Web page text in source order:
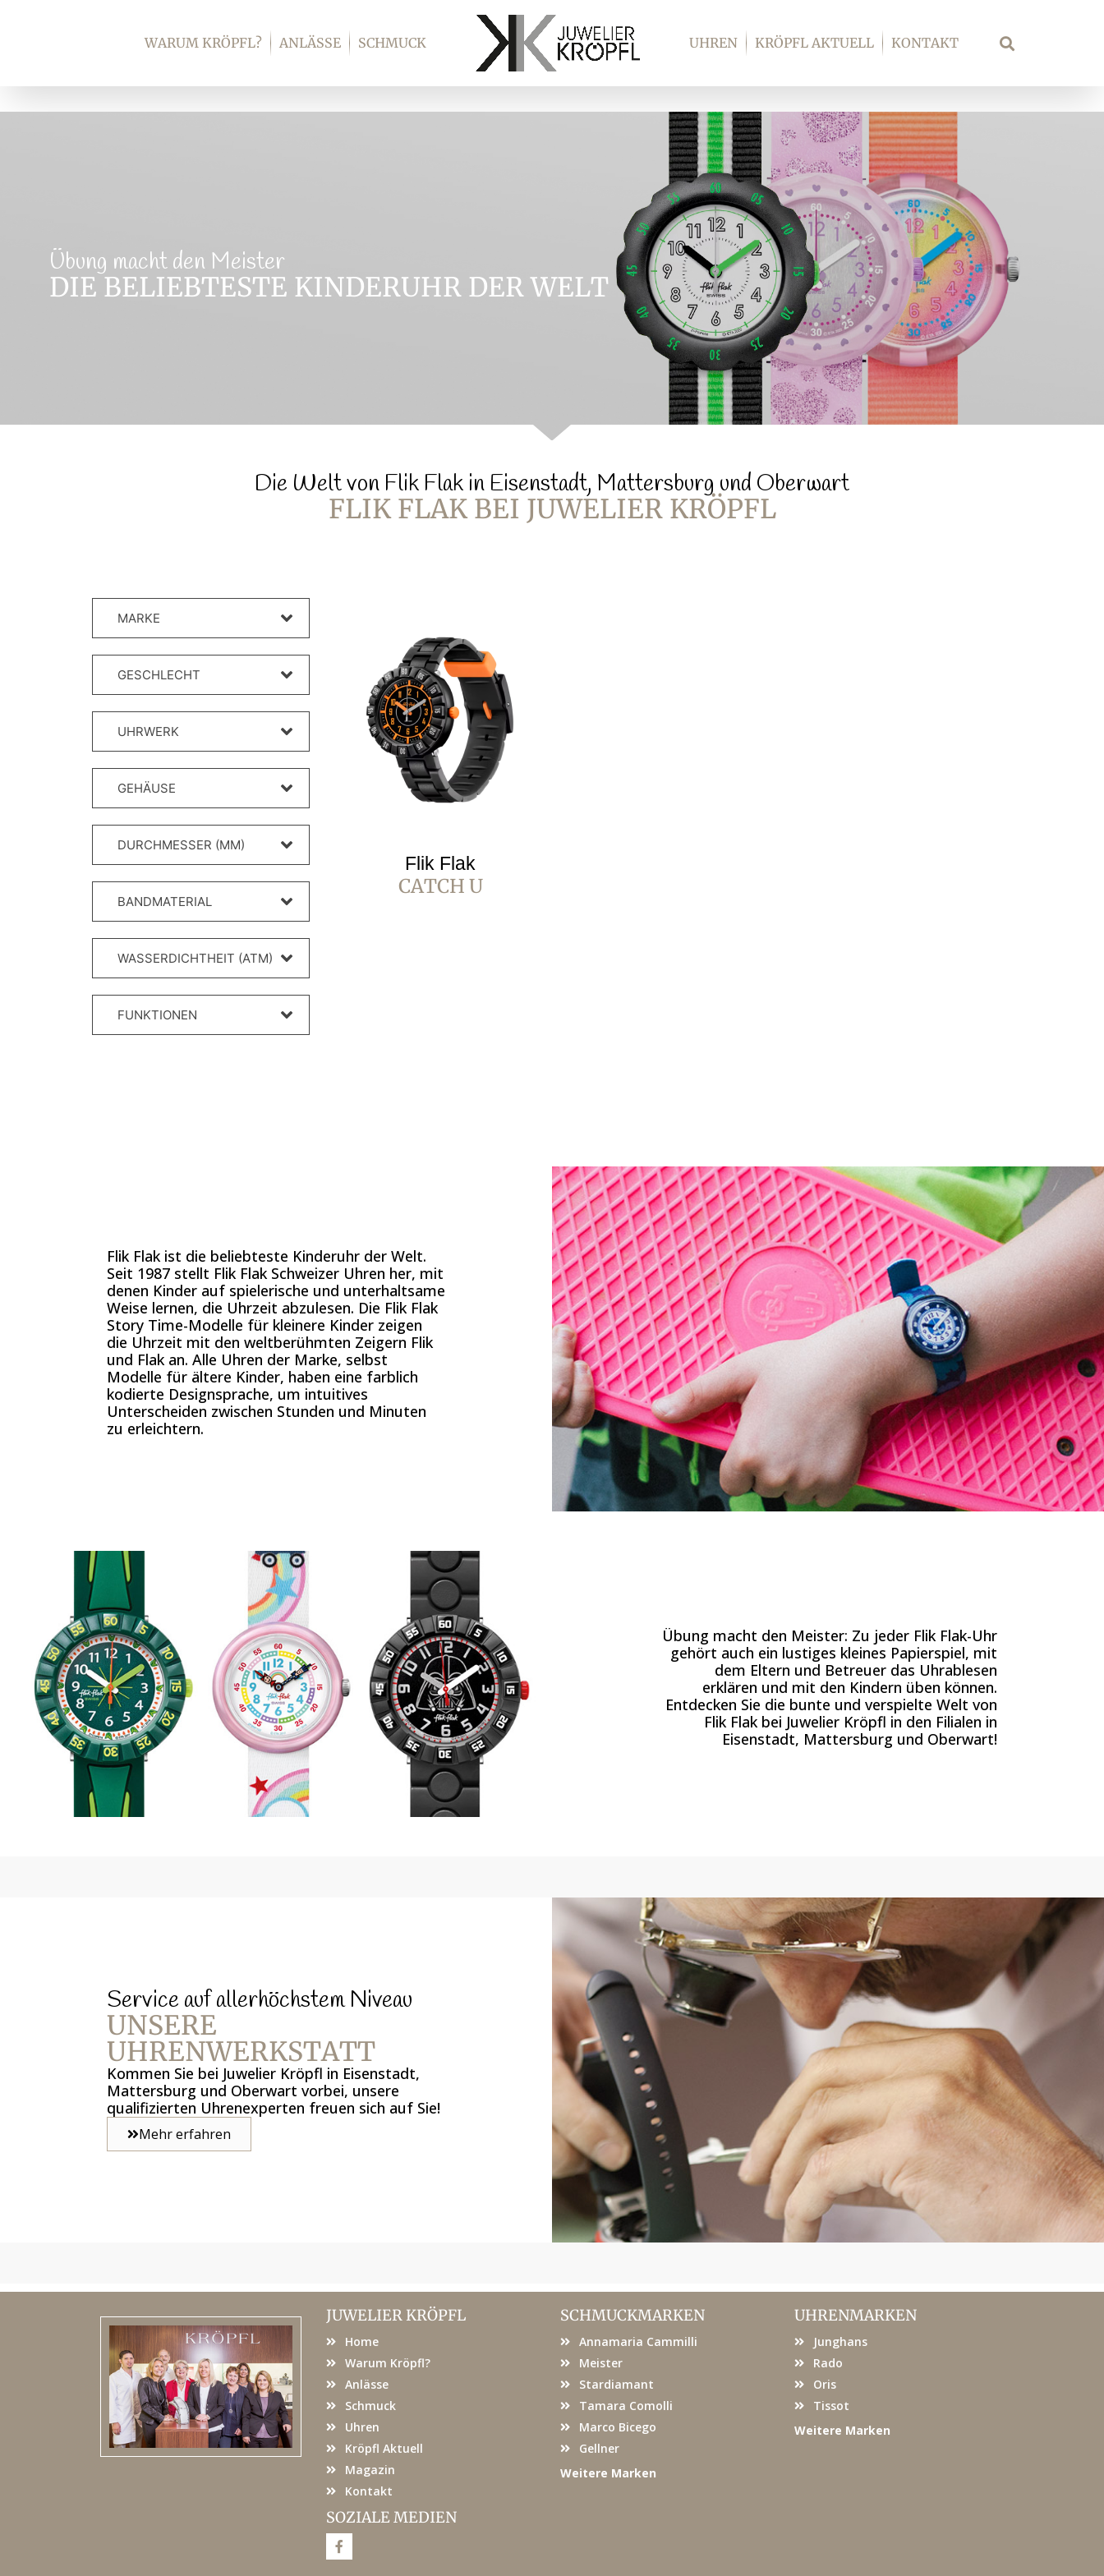
WARUM KRÖPFL? ANLÄSSE SCHMUCK UHREN KRÖPFL AKTUELL KONTAKT Suche
Übung macht den Meister
DIE BELIEBTESTE KINDERUHR DER WELT
Die Welt von Flik Flak in Eisenstadt, Mattersburg und Oberwart
FLIK FLAK BEI JUWELIER KRÖPFL
MARKE
GESCHLECHT
UHRWERK
GEHÄUSE
DURCHMESSER (MM)
BANDMATERIAL
WASSERDICHTHEIT (ATM)
FUNKTIONEN
Flik Flak
CATCH U
Flik Flak ist die beliebteste Kinderuhr der Welt.
Seit 1987 stellt Flik Flak Schweizer Uhren her, mit
denen Kinder auf spielerische und unterhaltsame
Weise lernen, die Uhrzeit abzulesen. Die Flik Flak
Story Time-Modelle für kleinere Kinder zeigen
die Uhrzeit mit den weltberühmten Zeigern Flik
und Flak an. Alle Uhren der Marke, selbst
Modelle für ältere Kinder, haben eine farblich
kodierte Designsprache, um intuitives
Unterscheiden zwischen Stunden und Minuten
zu erleichtern.
Übung macht den Meister: Zu jeder Flik Flak-Uhr
gehört auch ein lustiges kleines Papierspiel, mit
dem Eltern und Betreuer das Uhrablesen
erklären und mit den Kindern üben können.
Entdecken Sie die bunte und verspielte Welt von
Flik Flak bei Juwelier Kröpfl in den Filialen in
Eisenstadt, Mattersburg und Oberwart!
Service auf allerhöchstem Niveau
UNSERE
UHRENWERKSTATT
Kommen Sie bei Juwelier Kröpfl in Eisenstadt,
Mattersburg und Oberwart vorbei, unsere
qualifizierten Uhrenexperten freuen sich auf Sie!
Mehr erfahren
JUWELIER KRÖPFL
Home
Warum Kröpfl?
Anlässe
Schmuck
Uhren
Kröpfl Aktuell
Magazin
Kontakt
SOZIALE MEDIEN
F
a
SCHMUCKMARKEN
Annamaria Cammilli
Meister
Stardiamant
Tamara Comolli
Marco Bicego
Gellner
Weitere Marken
UHRENMARKEN
Junghans
Rado
Oris
Tissot
Weitere Marken